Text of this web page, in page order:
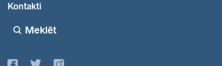
Kontakti
Meklēt